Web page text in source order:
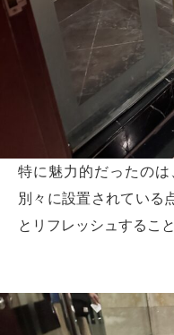
特に魅力的だったの
別々に設置されている
とリフレッシュするこ